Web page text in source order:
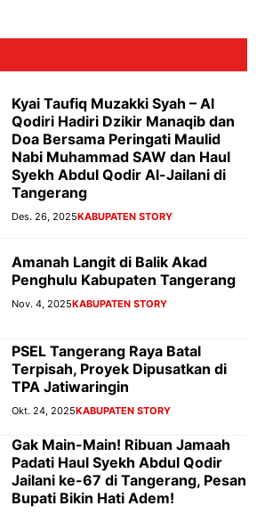
Kyai Taufiq Muzakki Syah – Al
Qodiri Hadiri Dzikir Manaqib dan
Doa Bersama Peringati Maulid
Nabi Muhammad SAW dan Haul
Syekh Abdul Qodir Al-Jailani di
Tangerang
Des. 26, 2025KABUPATEN STORY
Amanah Langit di Balik Akad
Penghulu Kabupaten Tangerang
Nov. 4, 2025KABUPATEN STORY
PSEL Tangerang Raya Batal
Terpisah, Proyek Dipusatkan di
TPA Jatiwaringin
Okt. 24, 2025KABUPATEN STORY
Gak Main-Main! Ribuan Jamaah
Padati Haul Syekh Abdul Qodir
Jailani ke-67 di Tangerang, Pesan
Bupati Bikin Hati Adem!